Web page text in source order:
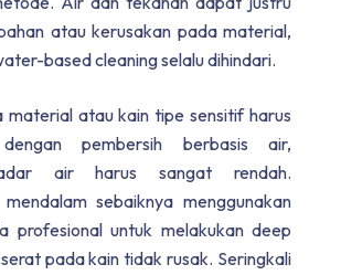
atau kerusakan pada material,
based cleaning selalu dihindari.
material atau kain tipe sensitif harus
pembersih berbasis air,
air harus sangat rendah.
mendalam sebaiknya menggunakan
profesional untuk melakukan deep
pada kain tidak rusak. Seringkali